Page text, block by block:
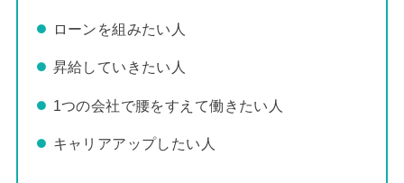
ローンを組みたい人
昇給していきたい人
1つの会社で腰をすえて働きたい人
キャリアアップしたい人